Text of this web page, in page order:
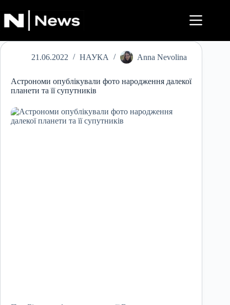
до
вмісту
21.06.2022 НАУКА Anna Nevolina
Астрономи опублікували фото народження далекої
планети та її супутників